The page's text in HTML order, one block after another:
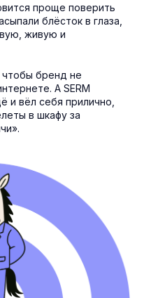
проще поверить
блёсток в глаза,
живую и
чтобы бренд не
А SERM
и вёл себя прилично,
в шкафу за